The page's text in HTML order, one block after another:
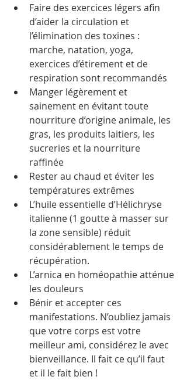
Faire des exercices légers afin
d’aider la circulation et
l’élimination des toxines :
marche, natation, yoga,
exercices d’étirement et de
respiration sont recommandés
Manger légèrement et
sainement en évitant toute
nourriture d’origine animale, les
gras, les produits laitiers, les
sucreries et la nourriture
raffinée
Rester au chaud et éviter les
températures extrêmes
L’huile essentielle d’Hélichryse
italienne (1 goutte à masser sur
la zone sensible) réduit
considérablement le temps de
récupération.
L’arnica en homéopathie atténue
les douleurs
Bénir et accepter ces
manifestations. N’oubliez jamais
que votre corps est votre
meilleur ami, considérez le avec
bienveillance. Il fait ce qu’il faut
et il le fait bien !